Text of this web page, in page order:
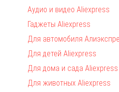
Аудио и видео Aliexpress
Гаджеты Aliexpress
Для автомобиля
Для детей Aliexpress
Для дома и сада Aliexpress
Для животных Aliexpress